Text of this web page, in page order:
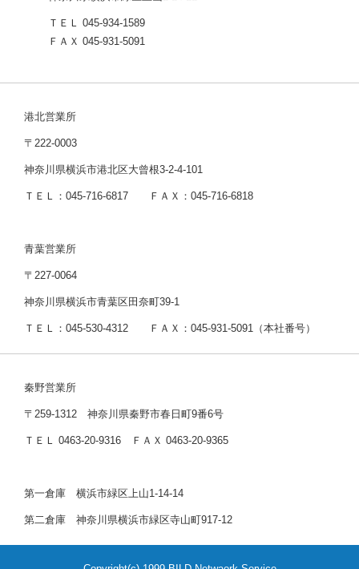
ＴＥＬ 045-934-1589
ＦＡＸ 045-931-5091
港北営業所
〒222-0003
神奈川県横浜市港北区大曾根3-2-4-101
ＴＥＬ：045-716-6817 ＦＡＸ：045-716-6818
青葉営業所
〒227-0064
神奈川県横浜市青葉区田奈町39-1
ＴＥＬ：045-530-4312 ＦＡＸ：045-931-5091（本社番号）
秦野営業所
〒259-1312 神奈川県秦野市春日町9番6号
ＴＥＬ 0463-20-9316 ＦＡＸ 0463-20-9365
第一倉庫 横浜市緑区上山1-14-14
第二倉庫 神奈川県横浜市緑区寺山町917-12